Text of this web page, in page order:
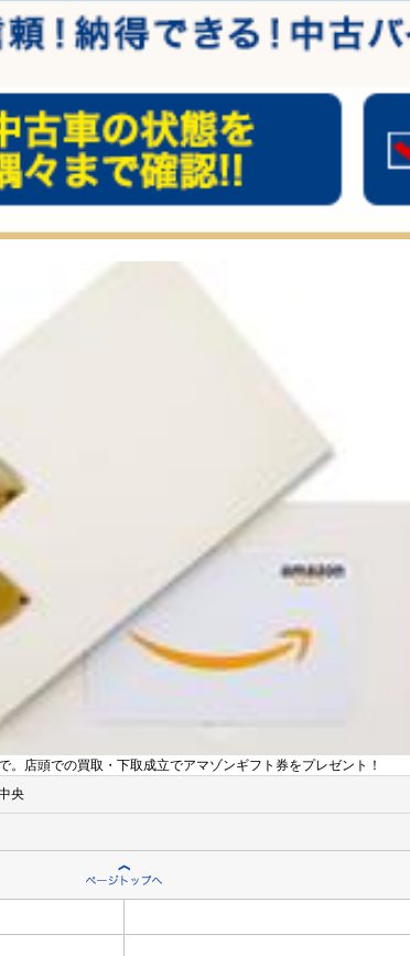
。店頭での買取・下取成立でアマゾンギフト券をプレゼント！
央